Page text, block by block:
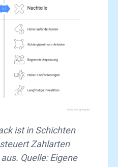
ist in Schichten
Zahlarten
Quelle: Eigene